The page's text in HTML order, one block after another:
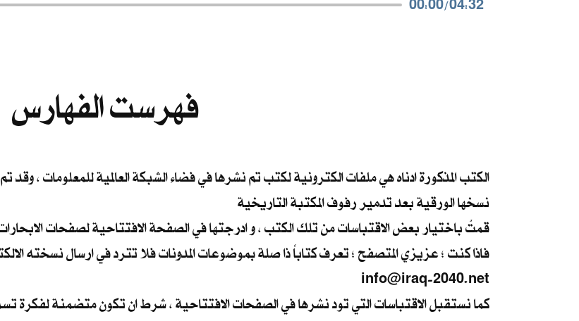
فهرست الفهارس
الكتب المذكورة ادناه هي ملفات الكترونية لكتب تم نشرها في فضاء الشبكة العالمية للمعلومات ،
نسخها الورقية بعد تدمير رفوف المكتبة التاريخية
قمتُ باختيار بعض الاقتباسات من تلك الكتب ، و ادرجتها في الصفحة الافتتاحية لصفحات
فاذا كنت ؛ عزيزي المتصفح ؛ تعرف كتاباً ذا صلة بموضوعات المدونات فلا تترد في ارسال نسخته
info@iraq-2040.net
كما نستقبل الاقتباسات التي تود نشرها في الصفحات الافتتاحية ، شرط ان تكون متضمنة لفكرة